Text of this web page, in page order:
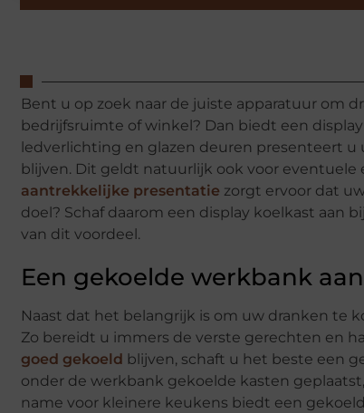
Bent u op zoek naar de juiste apparatuur om
bedrijfsruimte of winkel? Dan biedt een
ledverlichting en glazen deuren presenteert
blijven. Dit geldt natuurlijk ook voor eventuele
aantrekkelijke presentatie zorgt ervoor dat
doel? Schaf daarom een display koelkast aan
van dit voordeel.
Een gekoelde werkbank
Naast dat het belangrijk is om uw dranken te
Zo bereidt u immers de verste gerechten en
goed gekoeld blijven, schaft u het beste een
onder de werkbank gekoelde kasten
name voor kleinere keukens biedt een